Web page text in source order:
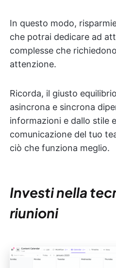
In questo modo,
che potrai dedicare ad
complesse che
attenzione.
Ricorda, il giusto
asincrona e sincrona
informazioni e dallo stile
comunicazione del tuo
ciò che funziona meglio.
Investi nella
riunioni